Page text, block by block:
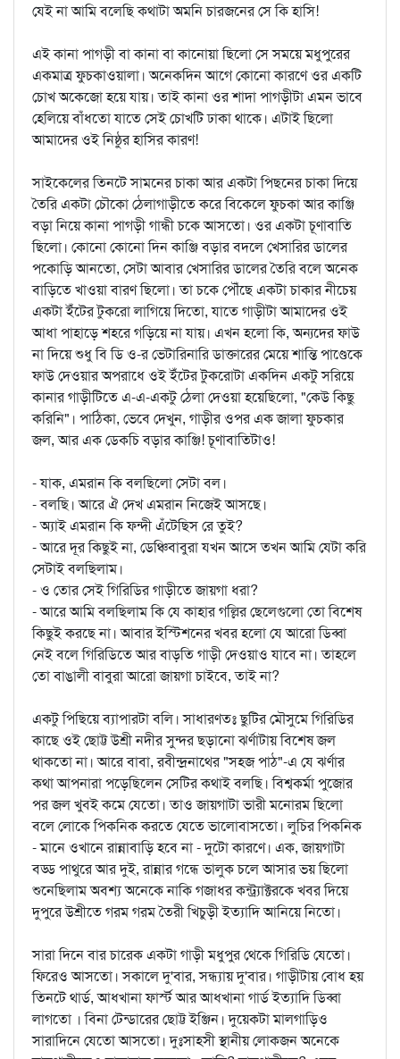
যেই না আমি বলেছি কথাটা অমনি চারজনের সে কি হাসি!
এই কানা পাগড়ী বা কানা বা কানোয়া ছিলো সে সময়ে মধুপুরের
একমাত্র ফুচকাওয়ালা। অনেকদিন আগে কোনো কারণে ওর একটি
চোখ অকেজো হয়ে যায়। তাই কানা ওর শাদা পাগড়ীটা এমন ভাবে
হেলিয়ে বাঁধতো যাতে সেই চোখটি ঢাকা থাকে। এটাই ছিলো
আমাদের ওই নিষ্ঠুর হাসির কারণ!
সাইকেলের তিনটে সামনের চাকা আর একটা পিছনের চাকা দিয়ে
তৈরি একটা চৌকো ঠেলাগাড়ীতে করে বিকেলে ফুচকা আর কাঞ্জি
বড়া নিয়ে কানা পাগড়ী গান্ধী চকে আসতো। ওর একটা চূণাবাতি
ছিলো। কোনো কোনো দিন কাঞ্জি বড়ার বদলে খেসারির ডালের
পকোড়ি আনতো, সেটা আবার খেসারির ডালের তৈরি বলে অনেক
বাড়িতে খাওয়া বারণ ছিলো। তা চকে পৌঁছে একটা চাকার নীচেয়
একটা ইঁটের টুকরো লাগিয়ে দিতো, যাতে গাড়ীটা আমাদের ওই
আধা পাহাড়ে শহরে গড়িয়ে না যায়। এখন হলো কি, অন্যদের ফাউ
না দিয়ে শুধু বি ডি ও-র ভেটারিনারি ডাক্তারের মেয়ে শান্তি পাণ্ডেকে
ফাউ দেওয়ার অপরাধে ওই ইঁটের টুকরোটা একদিন একটু সরিয়ে
কানার গাড়ীটিতে এ-এ-একটু ঠেলা দেওয়া হয়েছিলো, "কেউ কিছু
করিনি"। পাঠিকা, ভেবে দেখুন, গাড়ীর ওপর এক জালা ফুচকার
জল, আর এক ডেকচি বড়ার কাঞ্জি! চূণাবাতিটাও!
- যাক, এমরান কি বলছিলো সেটা বল।
- বলছি। আরে ঐ দেখ এমরান নিজেই আসছে।
- অ্যাই এমরান কি ফন্দী এঁটেছিস রে তুই?
- আরে দূর কিছুই না, ডেঞ্চিবাবুরা যখন আসে তখন আমি যেটা করি
সেটাই বলছিলাম।
- ও তোর সেই গিরিডির গাড়ীতে জায়গা ধরা?
- আরে আমি বলছিলাম কি যে কাহার গল্লির ছেলেগুলো তো বিশেষ
কিছুই করছে না। আবার ইস্টিশনের খবর হলো যে আরো ডিব্বা
নেই বলে গিরিডিতে আর বাড়তি গাড়ী দেওয়াও যাবে না। তাহলে
তো বাঙালী বাবুরা আরো জায়গা চাইবে, তাই না?
একটু পিছিয়ে ব্যাপারটা বলি। সাধারণতঃ ছুটির মৌসুমে গিরিডির
কাছে ওই ছোট্ট উশ্রী নদীর সুন্দর ছড়ানো ঝর্ণাটায় বিশেষ জল
থাকতো না। আরে বাবা, রবীন্দ্রনাথের "সহজ পাঠ"-এ যে ঝর্ণার
কথা আপনারা পড়েছিলেন সেটির কথাই বলছি। বিশ্বকর্মা পুজোর
পর জল খুবই কমে যেতো। তাও জায়গাটা ভারী মনোরম ছিলো
বলে লোকে পিকনিক করতে যেতে ভালোবাসতো। লুচির পিকনিক
- মানে ওখানে রান্নাবাড়ি হবে না - দুটো কারণে। এক, জায়গাটা
বড্ড পাথুরে আর দুই, রান্নার গন্ধে ভালুক চলে আসার ভয় ছিলো
শুনেছিলাম অবশ্য অনেকে নাকি গজাধর কন্ট্র্যাক্টরকে খবর দিয়ে
দুপুরে উশ্রীতে গরম গরম তৈরী খিচুড়ী ইত্যাদি আনিয়ে নিতো।
সারা দিনে বার চারেক একটা গাড়ী মধুপুর থেকে গিরিডি যেতো।
ফিরেও আসতো। সকালে দু'বার, সন্ধ্যায় দু'বার। গাড়ীটায় বোধ হয়
তিনটে থার্ড, আধখানা ফার্স্ট আর আধখানা গার্ড ইত্যাদি ডিব্বা
লাগতো । বিনা টেন্ডারের ছোট্ট ইঞ্জিন। দুয়েকটা মালগাড়িও
সারাদিনে যেতো আসতো। দুঃসাহসী স্থানীয় লোকজন অনেকে